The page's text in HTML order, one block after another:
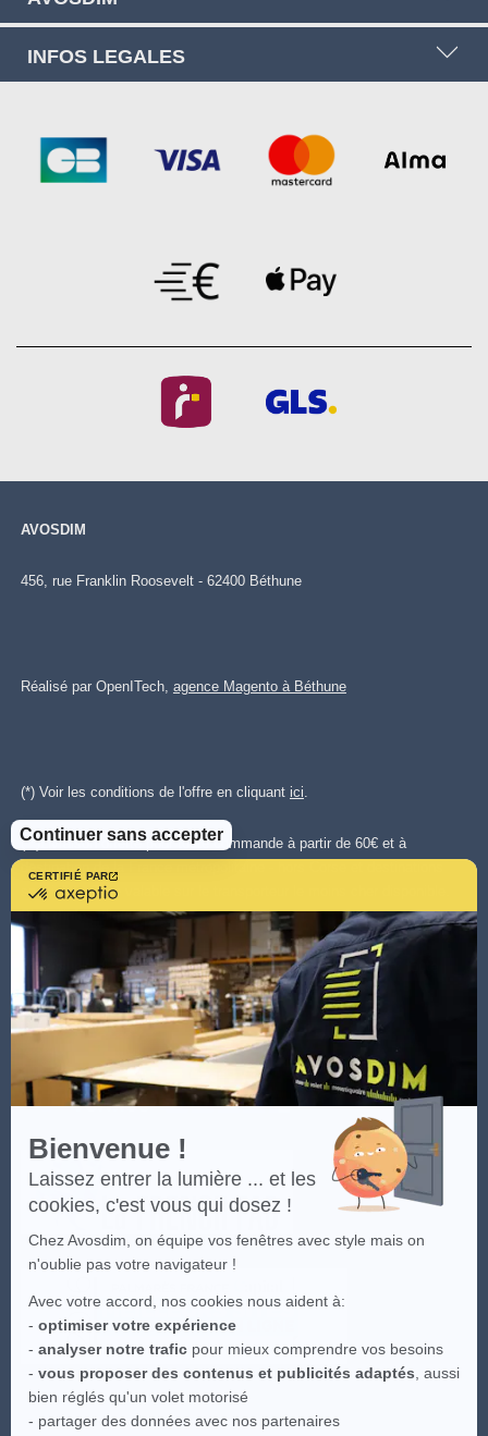
CERTIFIÉ PAR
En
savoir
plus
sur
Axeptio
Bienvenue !
Laissez entrer la lumière ... et les
cookies, c'est vous qui dosez !
Chez Avosdim, on équipe vos fenêtres avec style mais on
n'oublie pas votre navigateur !
Avec votre accord, nos cookies nous aident à:
- optimiser votre expérience
- analyser notre trafic pour mieux comprendre vos besoins
- vous proposer des contenus et publicités adaptés , aussi
bien réglés qu'un volet motorisé
- partager des données avec nos partenaires
Continuer sans accepter
INFOS LEGALES
AVOSDIM
456, rue Franklin Roosevelt - 62400 Béthune
Réalisé par OpenITech, agence Magento à Béthune
(*) Voir les conditions de l'offre en cliquant ici
(**)Livraison offerte pour toute commande à partir de 60€ et à
destination de la France métropolitaine - hors Corse et destinations
spéciales. Offre valable sur le transporteur le moins cher disponible.
Plus d'infos cliquezici..
Les visuels du site sont la propriété intellectuelle d'Avosdim, toute
reproduction partielle ou totale est interdite.